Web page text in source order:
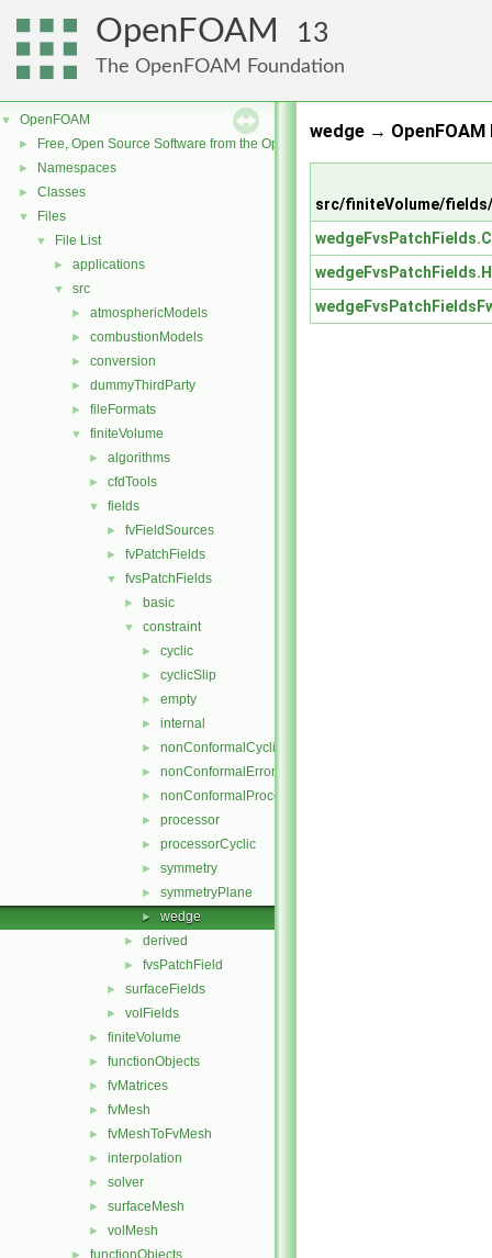
OpenFOAM 13
The OpenFOAM Foundation
▼ OpenFOAM
► Free, Open Source Software from the OpenFOAM Foundation
► Namespaces
► Classes
▼ Files
▼ File List
► applications
▼ src
► atmosphericModels
► combustionModels
► conversion
► dummyThirdParty
► fileFormats
▼ finiteVolume
► algorithms
► cfdTools
▼ fields
► fvFieldSources
► fvPatchFields
▼ fvsPatchFields
► basic
▼ constraint
► cyclic
► cyclicSlip
► empty
► internal
► nonConformalCyclic
► nonConformalError
► nonConformalProcessorCyclic
► processor
► processorCyclic
► symmetry
► symmetryPlane
► wedge
► derived
► fvsPatchField
► surfaceFields
► volFields
► finiteVolume
► functionObjects
► fvMatrices
► fvMesh
► fvMeshToFvMesh
► interpolation
► solver
► surfaceMesh
► volMesh
functionObjects
wedge → OpenFOAM
src/finiteVolume/
wedgeFvsPatchFields.C
wedgeFvsPatchFields.H